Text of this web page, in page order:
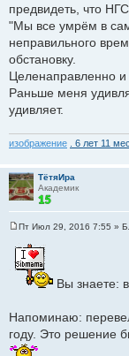
предвидеть, что
"Мы все умрём в
неправильного
обстановку.
Целенаправленно и
Раньше меня
удивляет.
изображение . 6 лет 11
ТётяИра
Академик
о
б
е
Пт Июл 29, 2016 7:55 »
Вы знаете:
Напоминаю:
году. Это решение